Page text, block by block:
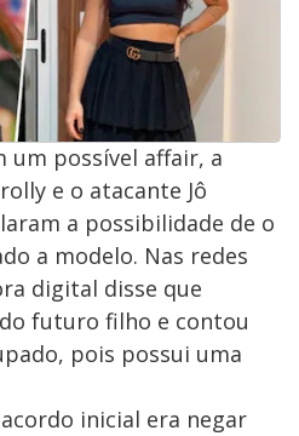
um possível affair, a
e o atacante Jô
a possibilidade de o
a modelo. Nas redes
digital disse que
futuro filho e contou
pois possui uma
inicial era negar